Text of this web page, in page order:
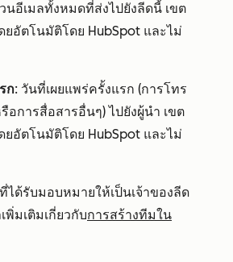
นอีเมลทั้งหมดที่ส่งไปยังลีดนี้ เขต
อัตโนมัติโดย HubSpot และไม่
ก: วันที่เผยแพร่ครั้งแรก (การโทร
อการสื่อสารอื่นๆ) ไปยังผู้นำ เขต
อัตโนมัติโดย HubSpot และไม่
ได้รับมอบหมายให้เป็นเจ้าของลีด
มเติมเกี่ยวกับการสร้างทีมใน